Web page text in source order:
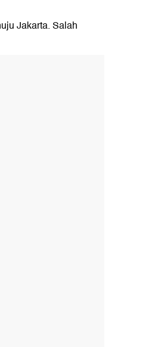
Jakarta. Salah